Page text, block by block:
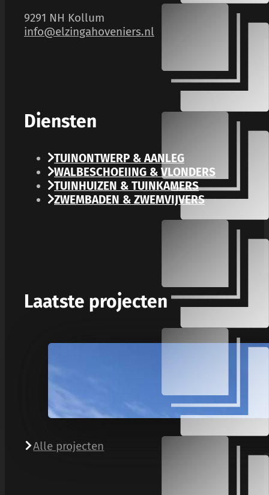
9291 NH Kollum
info@elzingahoveniers.nl
Diensten
TUINONTWERP & AANLEG
WALBESCHOEIING & VLONDERS
TUINHUIZEN & TUINKAMERS
ZWEMBADEN & ZWEMVIJVERS
Laatste projecten
Alle projecten